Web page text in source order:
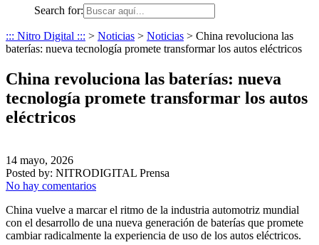
Search for:
::: Nitro Digital ::: > Noticias > Noticias > China revoluciona las
baterías: nueva tecnología promete transformar los autos eléctricos
China revoluciona las baterías: nueva
tecnología promete transformar los autos
eléctricos
14 mayo, 2026
Posted by: NITRODIGITAL Prensa
No hay comentarios
China vuelve a marcar el ritmo de la industria automotriz mundial
con el desarrollo de una nueva generación de baterías que promete
cambiar radicalmente la experiencia de uso de los autos eléctricos.